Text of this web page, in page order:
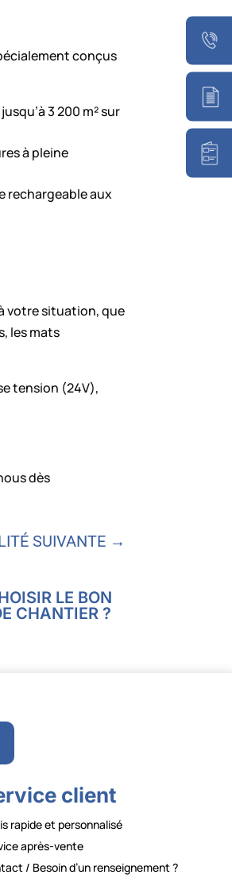
conçus
3 200 m² sur
à pleine
rechargeable aux
votre situation, que
les mats
tension (24V),
dès
SUIVANTE →
LE BON
CHANTIER ?
client
rapide et personnalisé
après-vente
/ Besoin d’un renseignement ?